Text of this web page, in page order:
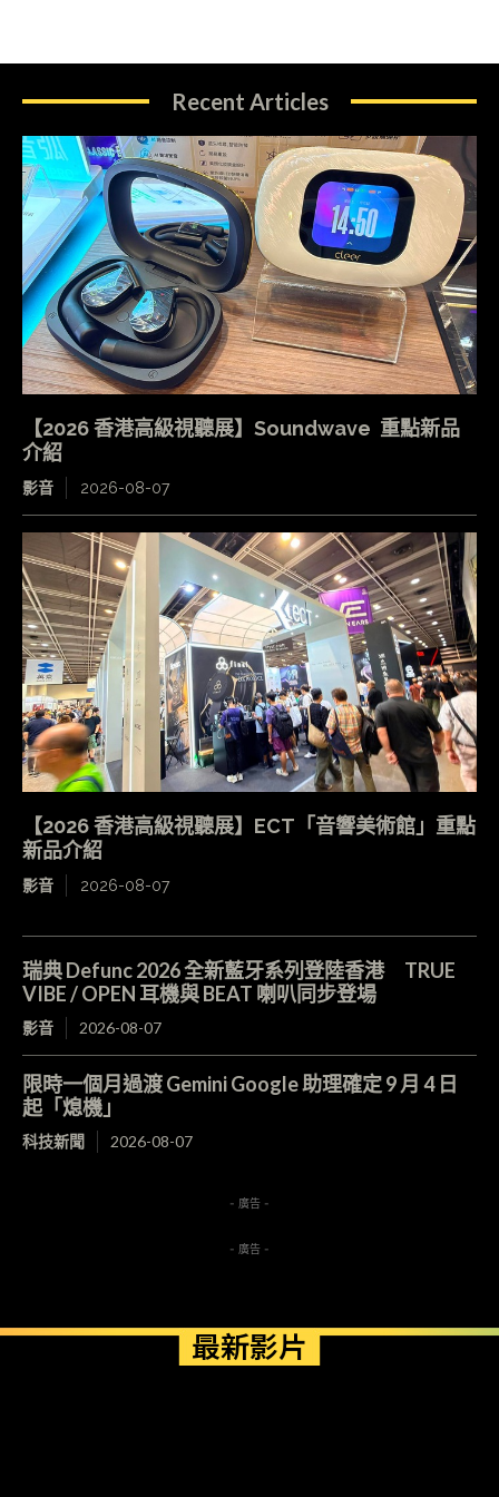
Recent Articles
【2026 香港高級視聽展】Soundwave 重點新品
介紹
影音 2026-08-07
【2026 香港高級視聽展】ECT「音響美術館」重點
新品介紹
影音 2026-08-07
瑞典 Defunc 2026 全新藍牙系列登陸香港 TRUE
VIBE / OPEN 耳機與 BEAT 喇叭同步登場
影音 2026-08-07
限時一個月過渡 Gemini Google 助理確定 9 月 4 日
起「熄機」
科技新聞 2026-08-07
- 廣告 -
- 廣告 -
最新影片